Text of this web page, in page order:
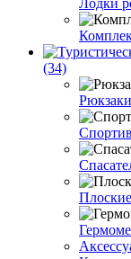
(34)
Рюкзаки